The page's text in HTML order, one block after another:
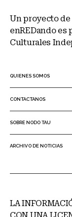
Un proyecto de
enREDando es
Culturales
QUIENES SOMOS
CONTACTANOS
SOBRE NODO TAU
ARCHIVO DE NOTICIAS
LA
CON UNA